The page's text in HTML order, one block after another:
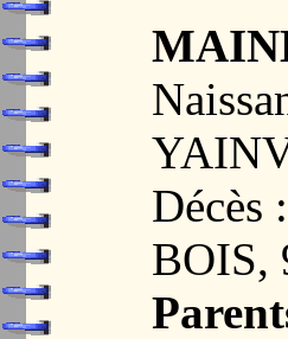
Décès
BOIS,